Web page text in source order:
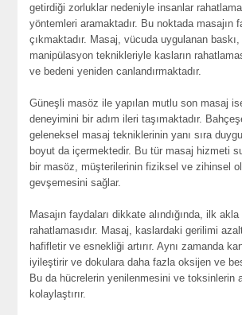
getirdiği zorluklar nedeniyle insanlar
yöntemleri aramaktadır. Bu noktada masajın
çıkmaktadır. Masaj, vücuda uygulanan
manipülasyon teknikleriyle kasların
ve bedeni yeniden canlandırmaktadır.
Güneşli masöz ile yapılan mutlu son masaj
deneyimini bir adım ileri taşımaktadır.
geleneksel masaj tekniklerinin yanı sıra
boyut da içermektedir. Bu tür masaj hizmeti
bir masöz, müşterilerinin fiziksel ve zihinsel
gevşemesini sağlar.
Masajın faydaları dikkate alındığında, ilk
rahatlamasıdır. Masaj, kaslardaki gerilimi
hafifletir ve esnekliği artırır. Aynı zamanda kan
iyileştirir ve dokulara daha fazla oksijen ve
Bu da hücrelerin yenilenmesini ve toksinlerin
kolaylaştırır.